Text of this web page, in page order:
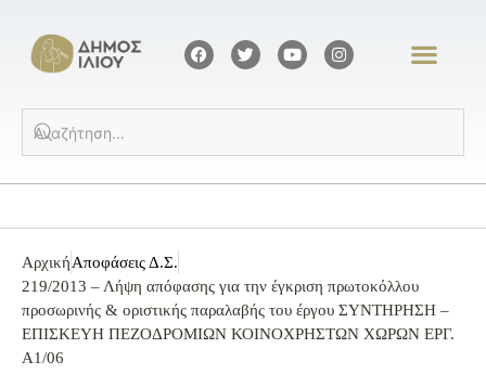
ΑρχικήΑποφάσεις Δ.Σ.
219/2013 – Λήψη απόφασης για την έγκριση πρωτοκόλλου
προσωρινής & οριστικής παραλαβής του έργου ΣΥΝΤΗΡΗΣΗ –
ΕΠΙΣΚΕΥΗ ΠΕΖΟΔΡΟΜΙΩΝ ΚΟΙΝΟΧΡΗΣΤΩΝ ΧΩΡΩΝ ΕΡΓ.
Α1/06